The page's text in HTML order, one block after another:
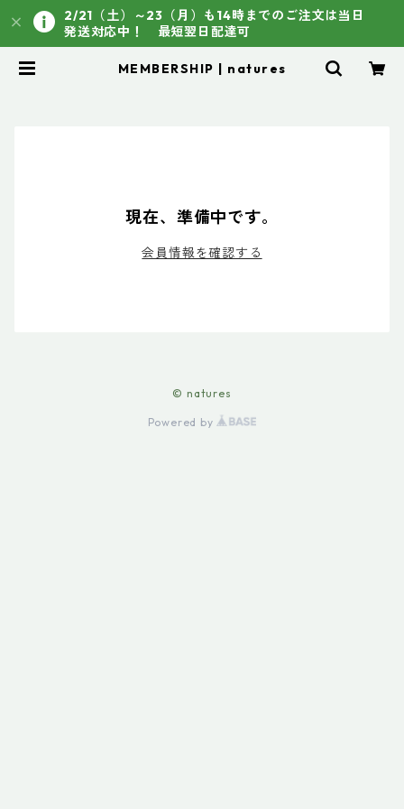
2/21（土）～23（月）も14時までのご注文は当日
発送対応中！ 最短翌日配達可
MEMBERSHIP | natures
現在、準備中です。
会員情報を確認する
© natures
Powered by